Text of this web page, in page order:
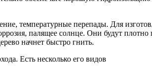
температурные перепады. Для
палящее солнце. Они будут плотно
начнет быстро гнить.
Есть несколько его видов